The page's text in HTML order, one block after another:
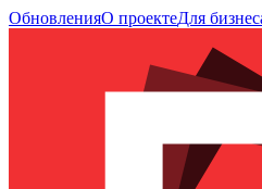
ОбновленияО проектеДля